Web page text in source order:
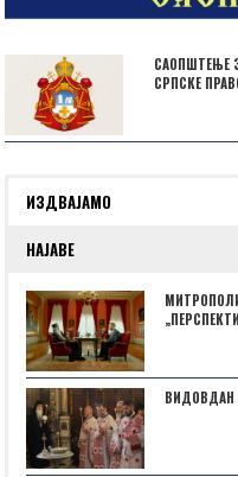
САОПШТЕЊЕ
СРПСКЕ
ИЗДВАЈАМО
НАЈАВЕ
ВИДОВДАН